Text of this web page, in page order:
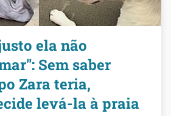
ela não
Sem saber
Zara teria,
levá-la à praia